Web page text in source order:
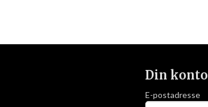
Din konto
E-postadresse